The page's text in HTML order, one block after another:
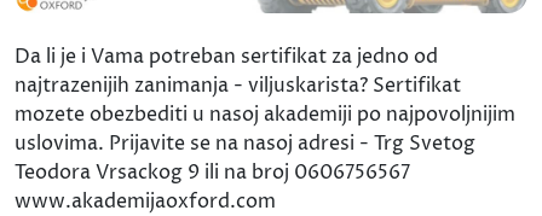
Da li je i Vama potreban sertifikat za jedno od
najtrazenijih zanimanja - viljuskarista? Sertifikat
mozete obezbediti u nasoj akademiji po najpovoljnijim
uslovima. Prijavite se na nasoj adresi - Trg Svetog
Teodora Vrsackog 9 ili na broj 0606756567
www.akademijaoxford.com